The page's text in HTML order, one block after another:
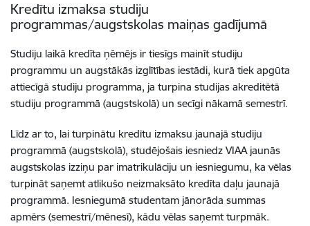
Kredītu izmaksa studiju
programmas/augstskolas maiņas gadījumā
Studiju laikā kredīta ņēmējs ir tiesīgs mainīt studiju
programmu un augstākās izglītības iestādi, kurā tiek apgūta
attiecīgā studiju programma, ja turpina studijas akreditētā
studiju programmā (augstskolā) un secīgi nākamā semestrī.
Līdz ar to, lai turpinātu kredītu izmaksu jaunajā studiju
programmā (augstskolā), studējošais iesniedz VIAA jaunās
augstskolas izziņu par imatrikulāciju un iesniegumu, ka vēlas
turpināt saņemt atlikušo neizmaksāto kredīta daļu jaunajā
programmā. Iesniegumā studentam jānorāda summas
apmērs (semestrī/mēnesī), kādu vēlas saņemt turpmāk.